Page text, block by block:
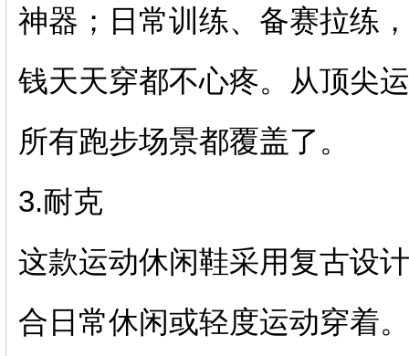
神器；日常训练、备赛拉练
钱天天穿都不心疼。从顶尖
所有跑步场景都覆盖了。
3.耐克
这款运动休闲鞋采用复古设
合日常休闲或轻度运动穿着